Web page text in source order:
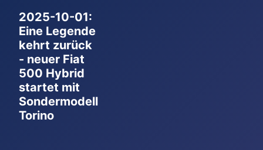
2025-10-01:
Eine Legende
kehrt zurück
- neuer Fiat
500 Hybrid
startet mit
Sondermodell
Torino